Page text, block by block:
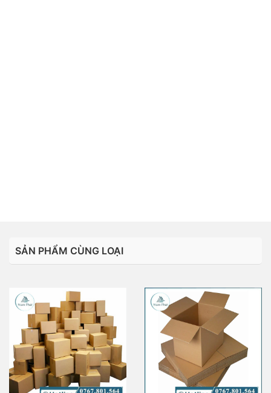
SẢN PHẨM CÙNG LOẠI